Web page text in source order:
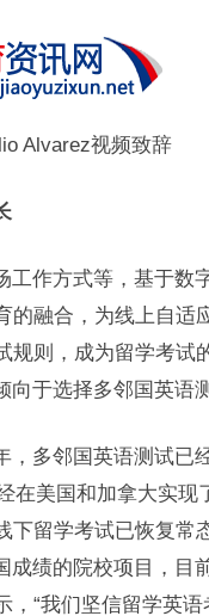
Alvarez视频致辞
作方式等，基于数
融合，为线上自适
则，成为留学考试
于选择多邻国英语
多邻国英语测试已
在美国和加拿大实现
留学考试已恢复常
绩的院校项目，目
“我们坚信留学英